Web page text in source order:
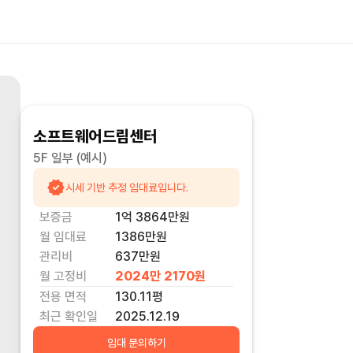
소프트웨어드림센터
5F 일부 (예시)
시세 기반 추정 임대료입니다.
보증금 1억 3864만원
월 임대료
1386만원
관리비
637만원
월 고정비
2024만 2170원
전용 면적
130.11평
최근 확인일
2025.12.19
임대 문의하기